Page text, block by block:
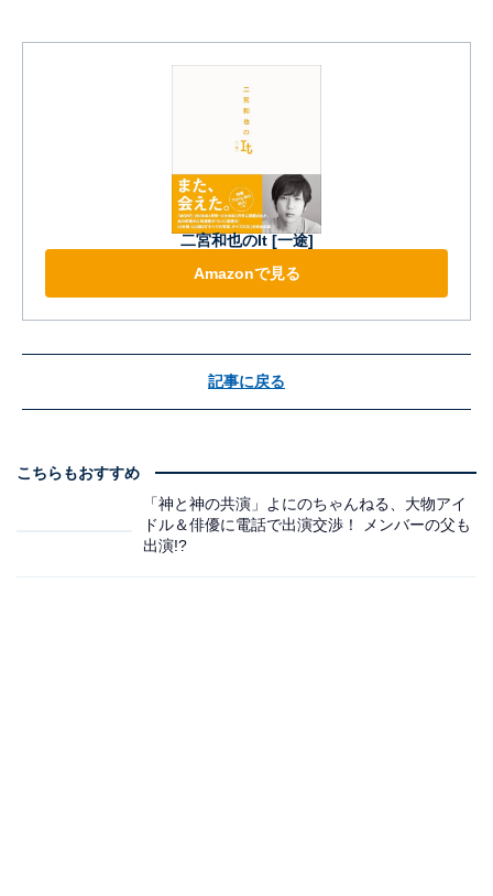
二宮和也のIt [一途]
Amazonで見る
記事に戻る
こちらもおすすめ
「神と神の共演」よにのちゃんねる、大物アイ
ドル＆俳優に電話で出演交渉！ メンバーの父も
出演!?